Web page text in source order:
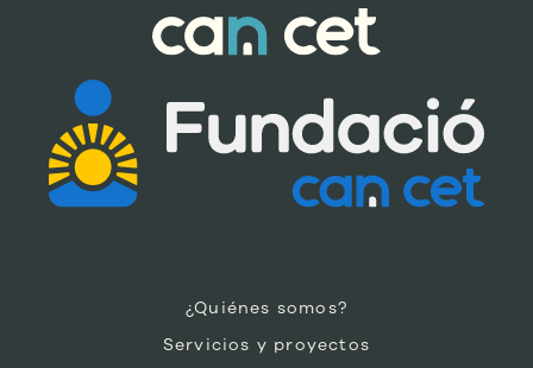
¿Quiénes somos?
Servicios y proyectos